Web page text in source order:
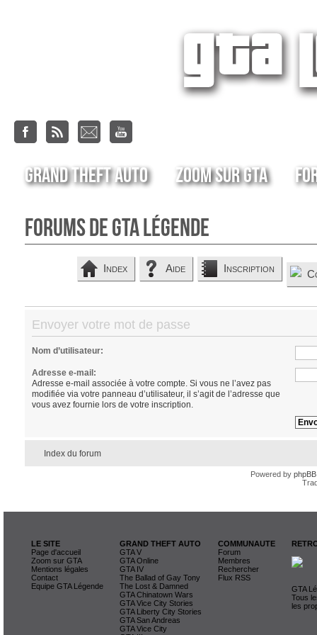
Grand Theft Auto Zoom sur GTA
Forums de GTA Légende
Index Aide Inscription
Envoyer votre mot de passe
Nom d’utilisateur:
Adresse e-mail:
Adresse e-mail associée à votre compte. Si vous ne l’avez pas
modifiée via votre panneau d’utilisateur, il s’agit de l’adresse que
vous avez fournie lors de votre inscription.
Index du forum
Powered by phpBB
LE SITE
Page d'accueil
Zoom sur GTA
Mentions légales
Contact
Equipe GTA Légende
GRAND THEFT AUTO
GTA V
GTA Online
GTA IV
The Ballad of Gay Tony
The Lost & Damned
GTA Chinatown Wars
GTA Vice City Stories
GTA Liberty City Stories
GTA San Andreas
GTA Vice City
COMMUNAUTE
Forum
Membres
Rechercher
Flux RSS
GTA
Tous
les